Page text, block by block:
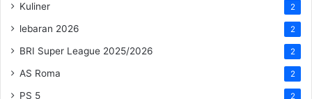
Kuliner 2
lebaran 2026 2
BRI Super League 2025/2026 2
AS Roma 2
PS 5 2